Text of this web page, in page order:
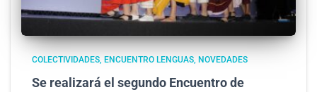
COLECTIVIDADES ENCUENTRO LENGUAS NOVEDADES
Se realizará el segundo Encuentro de